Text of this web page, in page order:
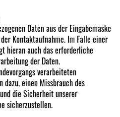
Daten aus der Eingabemaske
Kontaktaufnahme. Im Falle einer
hieran auch das erforderliche
der Daten.
verarbeiteten
dazu, einen Missbrauch des
die Sicherheit unserer
sicherzustellen.